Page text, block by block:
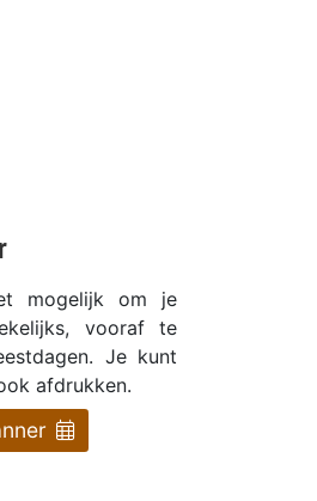
mogelijk om je
vooraf te
Je kunt
afdrukken.